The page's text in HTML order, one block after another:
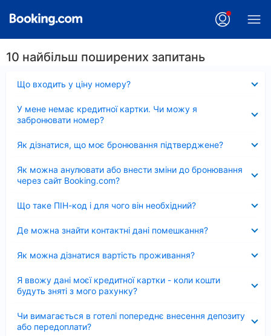
10 найбільш поширених запитань
Що входить у ціну номеру?
У мене немає кредитної картки. Чи можу я
забронювати номер?
Як дізнатися, що моє бронювання підтверджене?
Як можна анулювати або внести зміни до бронювання
через сайт Booking.com?
Що таке ПІН-код і для чого він необхідний?
Де можна знайти контактні дані помешкання?
Як можна дізнатися вартість проживання?
Я ввожу дані моєї кредитної картки - коли кошти
будуть зняті з мого рахунку?
Чи вимагається в готелі попереднє внесення депозиту
або передоплати?